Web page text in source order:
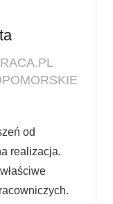
od
realizacja.